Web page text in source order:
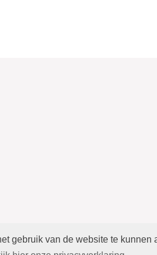
gebruik van de website te kunnen